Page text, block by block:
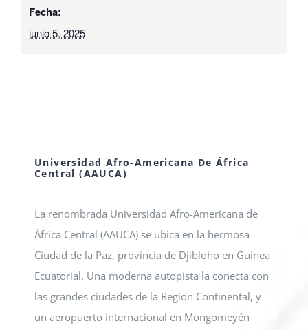
Fecha:
junio 5, 2025
Universidad Afro-Americana De África
Central (AAUCA)
La renombrada Universidad Afro-Americana de
África Central (AAUCA) se ubica en la hermosa
Ciudad de la Paz, provincia de Djibloho en Guinea
Ecuatorial. Una moderna autopista la conecta con
las grandes ciudades de la Región Continental, y
un aeropuerto internacional en Mongomeyén